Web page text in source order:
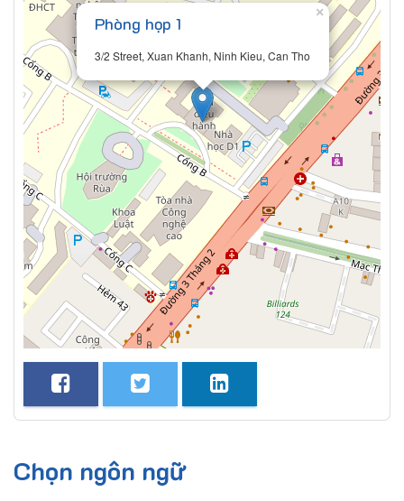
Phòng họp 1
3/2 Street, Xuan Khanh, Ninh Kieu, Can Tho
×
Chọn ngôn ngữ